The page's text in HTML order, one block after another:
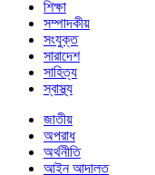
শিক্ষা
সম্পাদকীয়
সংযুক্ত
সারাদেশ
সাহিত্য
স্বাস্থ্য
জাতীয়
অপরাধ
অর্থনীতি
আইন আদালত